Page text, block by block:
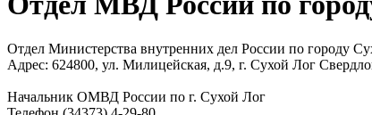
Отдел Министерства внутренних дел России по городу
Адрес: 624800, ул. Милицейская, д.9, г. Сухой Лог
Начальник ОМВД России по г. Сухой Лог